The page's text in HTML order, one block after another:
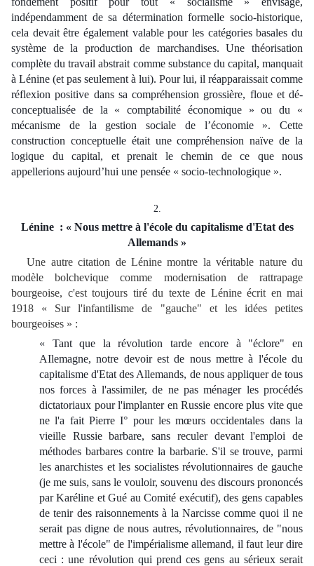
indépendamment de sa détermination formelle socio-historique,
cela devait être également valable pour les catégories basales du
système de la production de marchandises. Une théorisation
complète du travail abstrait comme substance du capital, manquait
à Lénine (et pas seulement à lui). Pour lui, il réapparaissait comme
réflexion positive dans sa compréhension grossière, floue et dé-
conceptualisée de la « comptabilité économique » ou du «
mécanisme de la gestion sociale de l’économie ». Cette
construction conceptuelle était une compréhension naïve de la
logique du capital, et prenait le chemin de ce que nous
appellerions aujourd’hui une pensée « socio-technologique ».
2.
Lénine : « Nous mettre à l'école du capitalisme d'Etat des
Allemands »
Une autre citation de Lénine montre la véritable nature du
modèle bolchevique comme modernisation de rattrapage
bourgeoise, c'est toujours tiré du texte de Lénine écrit en mai
1918 « Sur l'infantilisme de "gauche" et les idées petites
bourgeoises » :
« Tant que la révolution tarde encore à "éclore" en
AIlemagne, notre devoir est de nous mettre à l'école du
capitalisme d'Etat des Allemands, de nous appliquer de tous
nos forces à l'assimiler, de ne pas ménager les procédés
dictatoriaux pour l'implanter en Russie encore plus vite que
ne l'a fait Pierre I° pour les mœurs occidentales dans la
vieille Russie barbare, sans reculer devant l'emploi de
méthodes barbares contre la barbarie. S'il se trouve, parmi
les anarchistes et les socialistes révolutionnaires de gauche
(je me suis, sans le vouloir, souvenu des discours prononcés
par Karéline et Gué au Comité exécutif), des gens capables
de tenir des raisonnements à la Narcisse comme quoi il ne
serait pas digne de nous autres, révolutionnaires, de "nous
mettre à l'école" de l'impérialisme allemand, il faut leur dire
ceci : une révolution qui prend ces gens au sérieux serait